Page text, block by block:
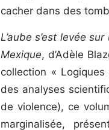
cacher dans des
L’aube s’est levée
Mexique, d’Adèle
collection «
des analyses
de violence), ce
marginalisée,